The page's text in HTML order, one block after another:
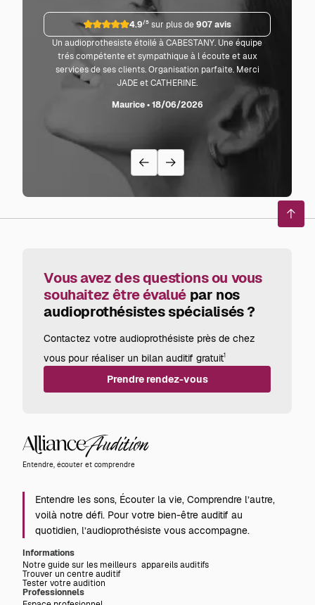
4.9/5sur plus de907 avis
Un audioprothesiste étoilé à CABESTANY. Une équipe
trés compétente et sympathique à l écoute et aux
services de ses clients. Organisation parfaite. Merci
JADE et CATHERINE.
Maurice • 18/06/2026
en
Vous avez des questions ou vous
souhaitez être évalué par nos
audioprothésistes spécialisés ?
Contactez votre audioprothésiste près de chez
vous pour réaliser un bilan auditif gratuit1
Prendre rendez-vous
Audition
Entendre, écouter et comprendre
Entendre les sons, Écouter la vie, Comprendre l’autre,
voilà notre défi. Pour votre bien-être auditif au
quotidien, l’audioprothésiste vous accompagne.
Informations
Notre guide sur les meilleurs appareils auditifs
Trouver un centre auditif
Tester votre audition
Professionnels